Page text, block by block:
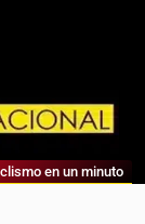
Análisis,
Referencia.
en un minuto